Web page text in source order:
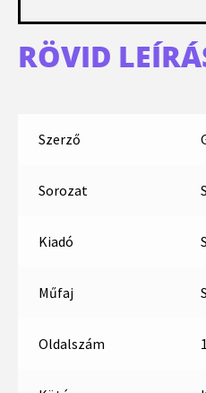
RÖVID
Szerző
Sorozat
Kiadó
Műfaj
Oldalszám